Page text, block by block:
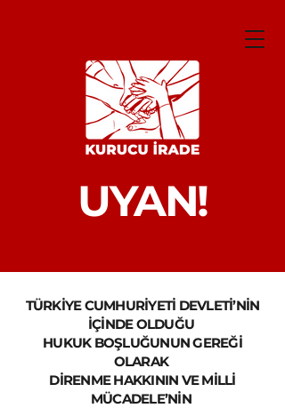
UYAN!
TÜRKİYE CUMHURİYETİ DEVLETİ’NİN
İÇİNDE OLDUĞU
HUKUK BOŞLUĞUNUN GEREĞİ
OLARAK
DİRENME HAKKININ VE MİLLİ
MÜCADELE’NİN